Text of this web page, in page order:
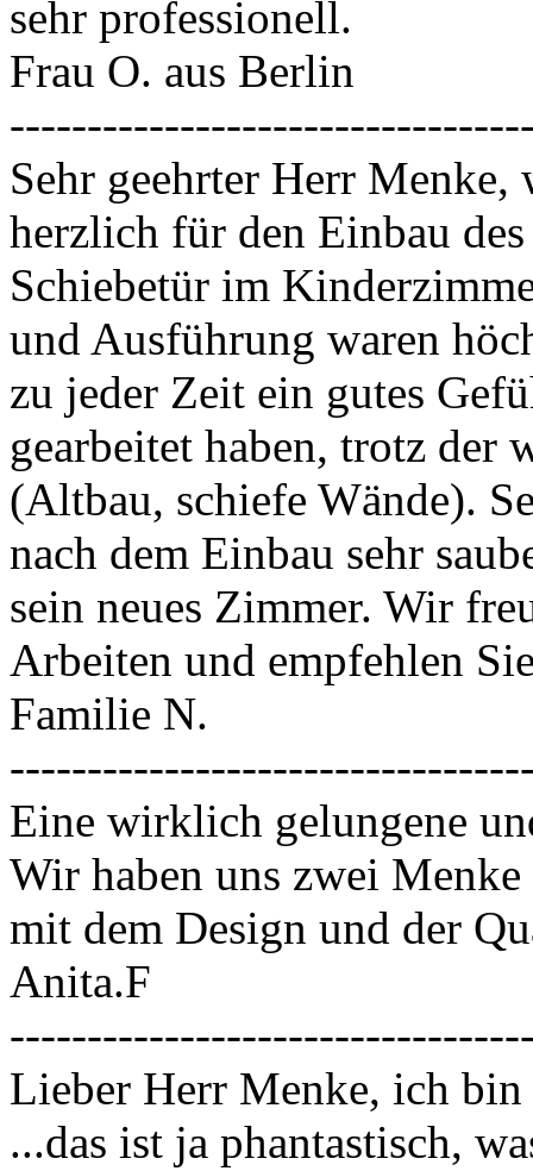
sehr professionell.
Frau O. aus Berlin
Sehr geehrter Herr
herzlich für den Einbau
Schiebetür im
und Ausführung waren
zu jeder Zeit ein gutes
gearbeitet haben, trotz der
(Altbau, schiefe Wände).
nach dem Einbau sehr
sein neues Zimmer. Wir
Arbeiten und empfehlen
Familie N.
Eine wirklich gelungene
Wir haben uns zwei
mit dem Design und der
Anita.F
Lieber Herr Menke, ich bin
...das ist ja phantastisch,